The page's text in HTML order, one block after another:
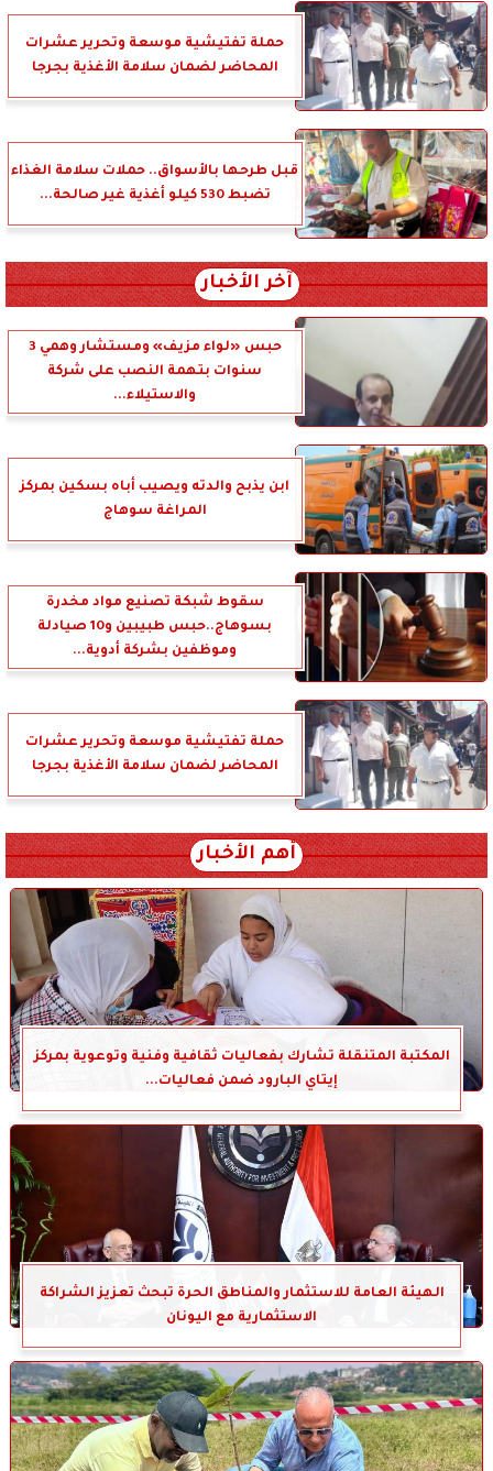
حملة تفتيشية موسعة وتحرير عشرات
المحاضر لضمان سلامة الأغذية بجرجا
قبل طرحها بالأسواق.. حملات سلامة الغذاء
تضبط 530 كيلو أغذية غير صالحة...
آخر الأخبار
حبس «لواء مزيف» ومستشار وهمي 3
سنوات بتهمة النصب على شركة
والاستيلاء...
ابن يذبح والدته ويصيب أباه بسكين بمركز
المراغة سوهاج
سقوط شبكة تصنيع مواد مخدرة
بسوهاج..حبس طبيبين و10 صيادلة
وموظفين بشركة أدوية...
حملة تفتيشية موسعة وتحرير عشرات
المحاضر لضمان سلامة الأغذية بجرجا
أهم الأخبار
المكتبة المتنقلة تشارك بفعاليات ثقافية وفنية وتوعوية بمركز
إيتاي البارود ضمن فعاليات...
الهيئة العامة للاستثمار والمناطق الحرة تبحث تعزيز الشراكة
الاستثمارية مع اليونان